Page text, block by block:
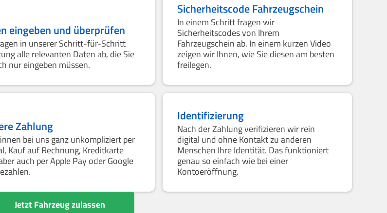
eingeben und überprüfen
in unserer Schritt-für-Schritt
alle relevanten Daten ab, die Sie
nur eingeben müssen.
Sicherheitscode Fahrzeugschein
In einem Schritt fragen wir
Sicherheitscodes von Ihrem
Fahrzeugschein ab. In einem kurzen Video
zeigen wir Ihnen, wie Sie diesen am besten
freilegen.
Zahlung
bei uns ganz unkompliziert per
Kauf auf Rechnung, Kreditkarte
auch per Apple Pay oder Google
Identifizierung
Nach der Zahlung verifizieren wir rein
digital und ohne Kontakt zu anderen
Menschen Ihre Identität. Das funktioniert
genau so einfach wie bei einer
Kontoeröffnung.
Jetzt Fahrzeug zulassen